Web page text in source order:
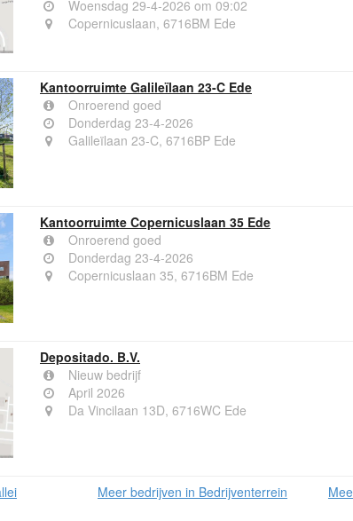
Woensdag 29-4-2026 om 09:02
Copernicuslaan, 6716BM Ede
Kantoorruimte Galileïlaan 23-C Ede
Onroerend goed
Donderdag 23-4-2026
Galileïlaan 23-C, 6716BP Ede
Kantoorruimte Copernicuslaan 35 Ede
Onroerend goed
Donderdag 23-4-2026
Copernicuslaan 35, 6716BM Ede
Depositado. B.V.
Nieuw bedrijf
April 2026
Da Vincilaan 13D, 6716WC Ede
Meer bedrijven in Bedrijventerrein